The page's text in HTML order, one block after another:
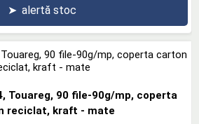
➤ alertă stoc
Touareg, 90 file-90g/mp, coperta
reciclat, kraft - mate